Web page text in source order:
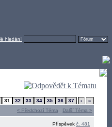
hledání
31 32 33 34 35 36 37 ›
»
< Předchozí Téma Další Téma >
Příspěvek č. 481